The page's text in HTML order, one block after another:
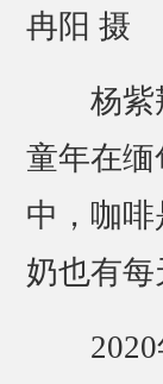
冉阳 摄
杨紫荆
童年在
中，咖
奶也有
2020